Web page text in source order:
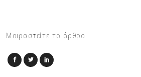
Μοιραστείτε το άρθρο